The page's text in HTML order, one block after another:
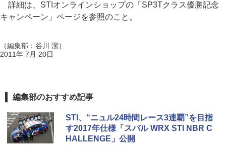
詳細は、STIオンラインショップの「SP3Tクラス優勝記念
キャンペーン」ページを参照のこと。
（編集部：谷川 潔）
2011年 7月 20日
編集部のおすすめ記事
STI、“ニュル24時間レース3連覇”を目指
す2017年仕様「スバル WRX STI NBR C
HALLENGE」公開